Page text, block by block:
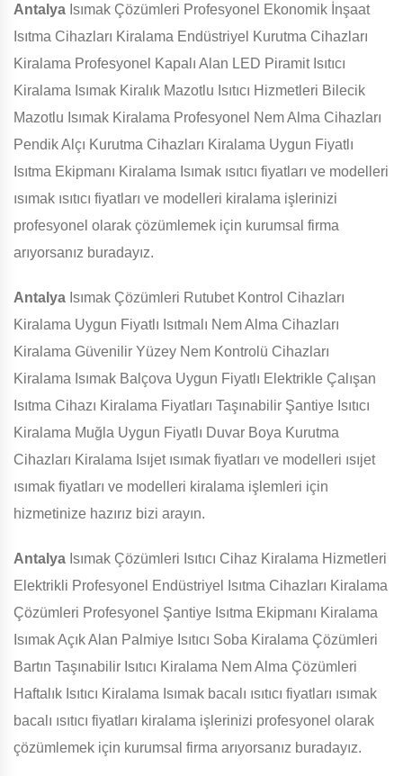
Antalya Isımak Çözümleri Profesyonel Ekonomik İnşaat
Isıtma Cihazları Kiralama Endüstriyel Kurutma Cihazları
Kiralama Profesyonel Kapalı Alan LED Piramit Isıtıcı
Kiralama Isımak Kiralık Mazotlu Isıtıcı Hizmetleri Bilecik
Mazotlu Isımak Kiralama Profesyonel Nem Alma Cihazları
Pendik Alçı Kurutma Cihazları Kiralama Uygun Fiyatlı
Isıtma Ekipmanı Kiralama Isımak ısıtıcı fiyatları ve modelleri
ısımak ısıtıcı fiyatları ve modelleri kiralama işlerinizi
profesyonel olarak çözümlemek için kurumsal firma
arıyorsanız buradayız.
Antalya Isımak Çözümleri Rutubet Kontrol Cihazları
Kiralama Uygun Fiyatlı Isıtmalı Nem Alma Cihazları
Kiralama Güvenilir Yüzey Nem Kontrolü Cihazları
Kiralama Isımak Balçova Uygun Fiyatlı Elektrikle Çalışan
Isıtma Cihazı Kiralama Fiyatları Taşınabilir Şantiye Isıtıcı
Kiralama Muğla Uygun Fiyatlı Duvar Boya Kurutma
Cihazları Kiralama Isıjet ısımak fiyatları ve modelleri ısıjet
ısımak fiyatları ve modelleri kiralama işlemleri için
hizmetinize hazırız bizi arayın.
Antalya Isımak Çözümleri Isıtıcı Cihaz Kiralama Hizmetleri
Elektrikli Profesyonel Endüstriyel Isıtma Cihazları Kiralama
Çözümleri Profesyonel Şantiye Isıtma Ekipmanı Kiralama
Isımak Açık Alan Palmiye Isıtıcı Soba Kiralama Çözümleri
Bartın Taşınabilir Isıtıcı Kiralama Nem Alma Çözümleri
Haftalık Isıtıcı Kiralama Isımak bacalı ısıtıcı fiyatları ısımak
bacalı ısıtıcı fiyatları kiralama işlerinizi profesyonel olarak
çözümlemek için kurumsal firma arıyorsanız buradayız.